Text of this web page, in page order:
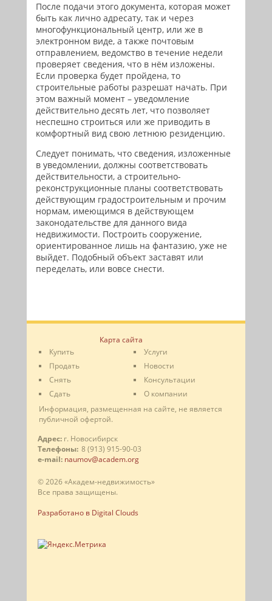
После подачи этого документа, которая может
быть как лично адресату, так и через
многофункциональный центр, или же в
электронном виде, а также почтовым
отправлением, ведомство в течение недели
проверяет сведения, что в нём изложены.
Если проверка будет пройдена, то
строительные работы разрешат начать. При
этом важный момент – уведомление
действительно десять лет, что позволяет
неспешно строиться или же приводить в
комфортный вид свою летнюю резиденцию.
Следует понимать, что сведения, изложенные
в уведомлении, должны соответствовать
действительности, а строительно-
реконструкционные планы соответствовать
действующим градостроительным и прочим
нормам, имеющимся в действующем
законодательстве для данного вида
недвижимости. Построить сооружение,
ориентированное лишь на фантазию, уже не
выйдет. Подобный объект заставят или
переделать, или вовсе снести.
Карта сайта
Купить
Продать
Снять
Сдать
Услуги
Новости
Консультации
О компании
Информация, размещенная на сайте, не является
публичной офертой.
Адрес: г. Новосибирск
Телефоны: 8 (913) 915-90-03
e-mail: naumov@academ.org
© 2026 «Академ-недвижимость»
Все права защищены.
Разработано в Digital Clouds